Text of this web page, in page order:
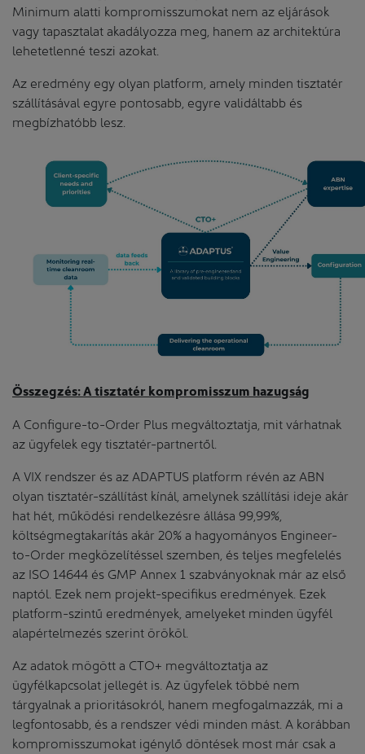
Minimum alatti kompromisszumokat nem az eljárások
vagy tapasztalat akadályozza meg, hanem az architektúra
lehetetlenné teszi azokat.
Az eredmény egy olyan platform, amely minden tisztatér
szállításával egyre pontosabb, egyre validáltabb és
megbízhatóbb lesz.
Összegzés: A tisztatér kompromisszum hazugság
A Configure-to-Order Plus megváltoztatja, mit várhatnak
az ügyfelek egy tisztatér-partnertől.
A VIX rendszer és az ADAPTUS platform révén az ABN
olyan tisztatér-szállítást kínál, amelynek szállítási ideje akár
hat hét, működési rendelkezésre állása 99,99%,
költségmegtakarítás akár 20% a hagyományos Engineer-
to-Order megközelítéssel szemben, és teljes megfelelés
az ISO 14644 és GMP Annex 1 szabványoknak már az első
naptól. Ezek nem projekt-specifikus eredmények. Ezek
platform-szintű eredmények, amelyeket minden ügyfél
alapértelmezés szerint örököl.
Az adatok mögött a CTO+ megváltoztatja az
ügyfélkapcsolat jellegét is. Az ügyfelek többé nem
tárgyalnak a prioritásokról, hanem megfogalmazzák, mi a
legfontosabb, és a rendszer védi minden mást. A korábban
kompromisszumokat igénylő döntések most már csak a